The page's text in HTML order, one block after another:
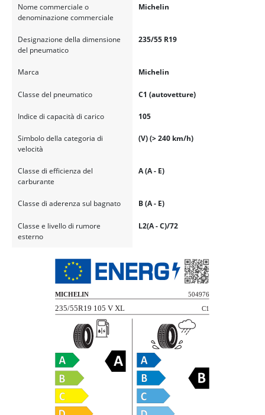
Nome commerciale o
denominazione commerciale
Michelin
Designazione della dimensione
del pneumatico
235/55 R19
Marca Michelin
Classe del pneumatico C1 (autovetture)
Indice di capacità di carico 105
Simbolo della categoria di
velocità
(V) (> 240 km/h)
Classe di efficienza del
carburante
A (A - E)
Classe di aderenza sul bagnato B (A - E)
Classe e livello di rumore
esterno
L2(A - C)/72